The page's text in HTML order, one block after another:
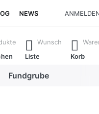
NEWS
die Eingabetaste, um
Wunsch
Liste
Korb
Fundgrube